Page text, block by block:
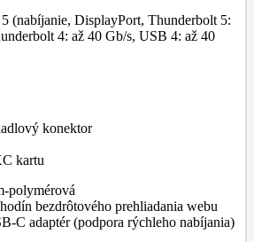
(nabíjanie, DisplayPort, Thunderbolt 5:
4: až 40 Gb/s, USB 4: až 40
konektor
kartu
polymérová
bezdrôtového prehliadania webu
C adaptér (podpora rýchleho nabíjania)